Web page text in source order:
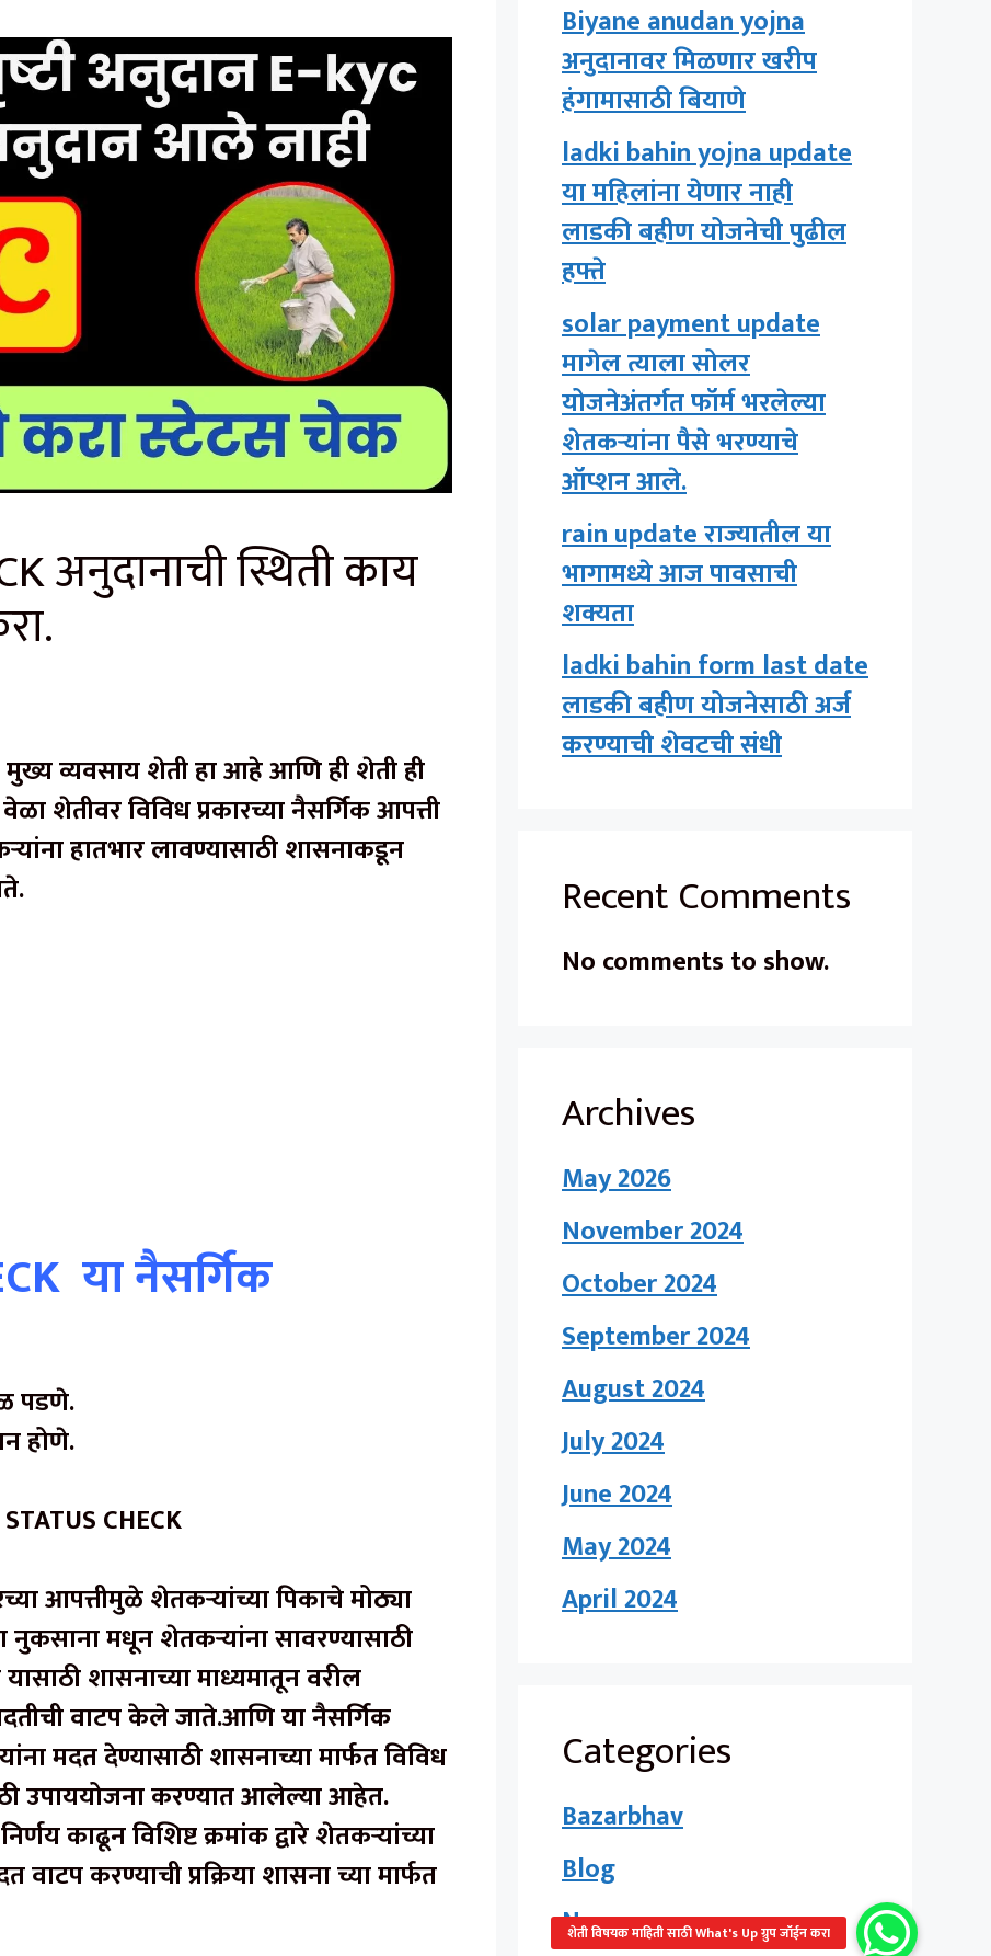
अनुदानाची स्थिती काय
मुख्य व्यवसाय शेती हा आहे आणि ही शेती ही
शेतीवर विविध प्रकारच्या नैसर्गिक आपत्ती
हातभार लावण्यासाठी शासनाकडून
या नैसर्गिक
पडणे.
होणे.
CHECK
आपत्तीमुळे शेतकऱ्यांच्या पिकाचे मोठ्या
नुकसाना मधून शेतकऱ्यांना सावरण्यासाठी
शासनाच्या माध्यमातून वरील
वाटप केले जाते.आणि या नैसर्गिक
मदत देण्यासाठी शासनाच्या मार्फत विविध
उपाययोजना करण्यात आलेल्या आहेत.
काढून विशिष्ट क्रमांक द्वारे शेतकऱ्यांच्या
करण्याची प्रक्रिया शासना च्या मार्फत
Biyane anudan yojna
अनुदानावर मिळणार खरीप
हंगामासाठी बियाणे
ladki bahin yojna update
या महिलांना येणार नाही
लाडकी बहीण योजनेची पुढील
हफ्ते
solar payment update
मागेल त्याला सोलर
योजनेअंतर्गत फॉर्म भरलेल्या
शेतकऱ्यांना पैसे भरण्याचे
ऑप्शन आले.
rain update राज्यातील या
भागामध्ये आज पावसाची
शक्यता
ladki bahin form last date
लाडकी बहीण योजनेसाठी अर्ज
करण्याची शेवटची संधी
Recent Comments
No comments to show.
Archives
May 2026
November 2024
October 2024
September 2024
August 2024
July 2024
June 2024
May 2024
April 2024
Categories
Bazarbhav
Blog
News